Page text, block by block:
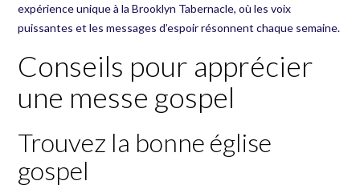
expérience unique à la Brooklyn Tabernacle, où les voix
puissantes et les messages d’espoir résonnent chaque semaine.
Conseils pour apprécier
une messe gospel
Trouvez la bonne église
gospel